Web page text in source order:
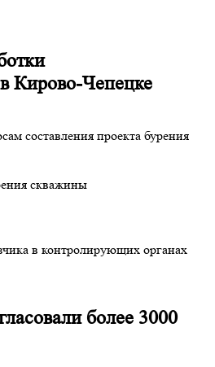
Кирово-Чепецке
составления проекта бурения
скважины
в контролирующих органах
более 3000